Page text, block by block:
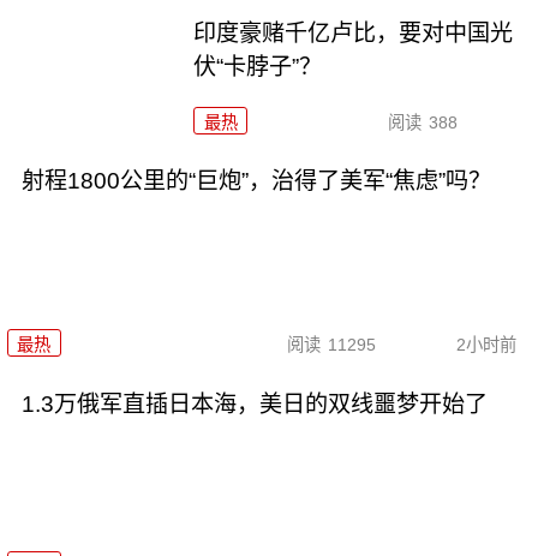
印度豪赌千亿卢比，要对中国光
伏“卡脖子”？
最热 阅读 388
射程1800公里的“巨炮”，治得了美军“焦虑”吗？
最热 阅读 11295 2小时前
1.3万俄军直插日本海，美日的双线噩梦开始了